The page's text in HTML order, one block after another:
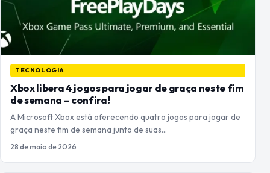
TECNOLOGIA
Xbox libera 4 jogos para jogar de graça neste fim
de semana – confira!
A Microsoft Xbox está oferecendo quatro jogos para jogar de
graça neste fim de semana junto de suas…
28 de maio de 2026